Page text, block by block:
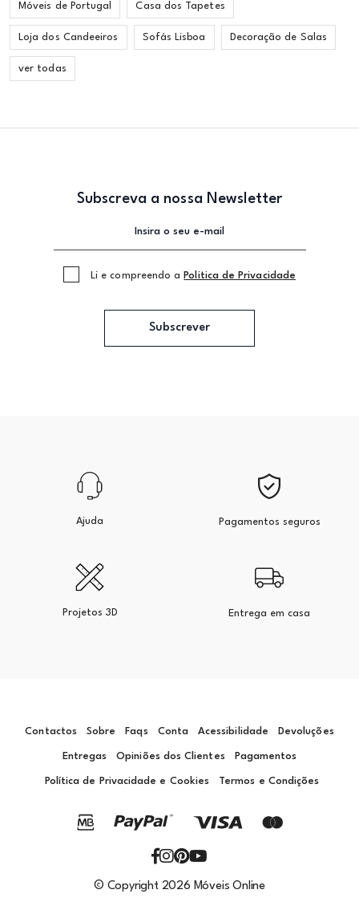
Móveis de Portugal Casa dos Tapetes
Loja dos Candeeiros Sofás Lisboa Decoração de Salas
ver todas
Subscreva a nossa Newsletter
Li e compreendo a Politica de Privacidade
Subscrever
Ajuda Pagamentos seguros
Projetos 3D Entrega em casa
Contactos Sobre Faqs Conta Acessibilidade Devoluções
Entregas Opiniões dos Clientes Pagamentos
Política de Privacidade e Cookies Termos e Condições
© Copyright 2026 Móveis Online